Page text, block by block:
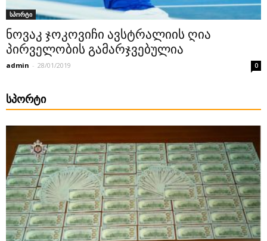
სპორტი
ნოვაკ ჯოკოვიჩი ავსტრალიის ღია
პირველობის გამარჯვებულია
admin - 28/01/2019 0
ᲡᲞᲝᲠᲢᲘ